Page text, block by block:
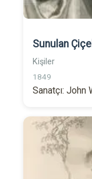
Sunulan
Kişiler
1849
Sanatçı: